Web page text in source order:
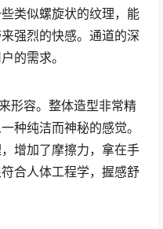
类似螺旋状的纹理，能
强烈的快感。通道的深
的需求。
形容。整体造型非常精
种纯洁而神秘的感觉。
增加了摩擦力，拿在手
合人体工程学，握感舒